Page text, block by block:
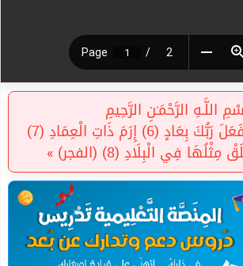
اللَّـهِ الرَّحْمَـٰنِ الرَّحِيمِ
« أَلَمْ تَرَ كَيْفَ فَعَلَ رَبُّكَ بِعَادٍ (6) إِرَمَ ذَاتِ الْعِمَادِ (7)
فِي الْبِلَادِ (8) (الفجر) »